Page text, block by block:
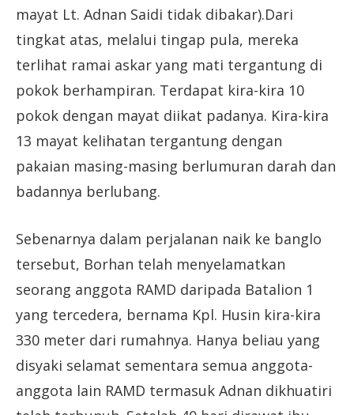
mayat Lt. Adnan Saidi tidak dibakar).Dari
tingkat atas, melalui tingap pula, mereka
terlihat ramai askar yang mati tergantung di
pokok berhampiran. Terdapat kira-kira 10
pokok dengan mayat diikat padanya. Kira-kira
13 mayat kelihatan tergantung dengan
pakaian masing-masing berlumuran darah dan
badannya berlubang.
Sebenarnya dalam perjalanan naik ke banglo
tersebut, Borhan telah menyelamatkan
seorang anggota RAMD daripada Batalion 1
yang tercedera, bernama Kpl. Husin kira-kira
330 meter dari rumahnya. Hanya beliau yang
disyaki selamat sementara semua anggota-
anggota lain RAMD termasuk Adnan dikhuatiri